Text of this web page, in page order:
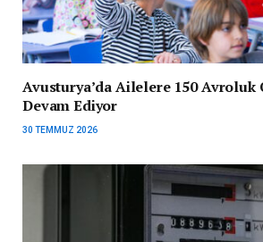
Avusturya’da Ailelere 150 Avroluk
Devam Ediyor
30 TEMMUZ 2026